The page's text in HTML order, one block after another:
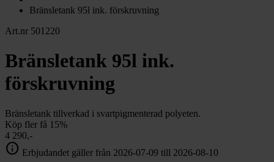
Värme chevron_right
Vatten chevron_right
Toalett
Grill & Fritid chevron_right
Lacanche
Bränsletank 95l ink. förskruvning
Art.nr 501220
Bränsletank 95l ink.
förskruvning
Bränsletank tillverkad i svartpigmenterad polyeten.
Köp fler få 15%
4 290,-
info Erbjudandet gäller från 2026-07-09 till 2026-08-10